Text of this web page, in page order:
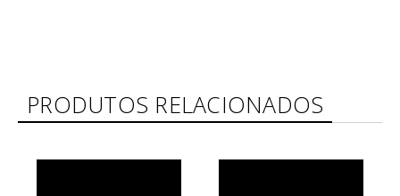
PRODUTOS RELACIONADOS